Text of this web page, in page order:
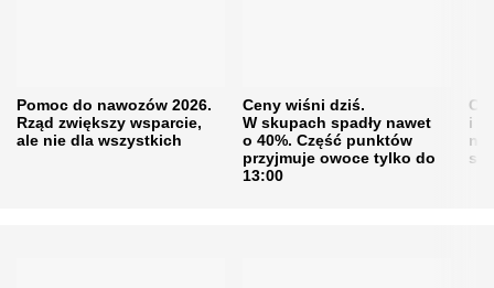
Pomoc do nawozów 2026.
Rząd zwiększy wsparcie,
ale nie dla wszystkich
Ceny wiśni dziś.
W skupach spadły nawet
o 40%. Część punktów
przyjmuje owoce tylko do
13:00
i